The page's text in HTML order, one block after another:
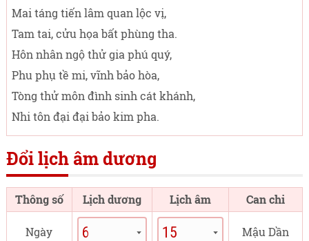
Mai táng tiến lâm quan lộc vị,
Tam tai, cửu họa bất phùng tha.
Hôn nhân ngộ thử gia phú quý,
Phu phụ tề mi, vĩnh bảo hòa,
Tòng thử môn đình sinh cát khánh,
Nhi tôn đại đại bảo kim pha.
Đổi lịch âm dương
Thông số Lịch dương Lịch âm Can chi
Ngày Mậu Dần